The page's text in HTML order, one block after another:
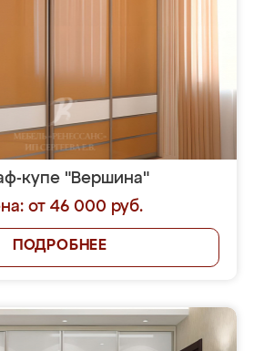
купе "Вершина"
от 46 000 руб.
ПОДРОБНЕЕ